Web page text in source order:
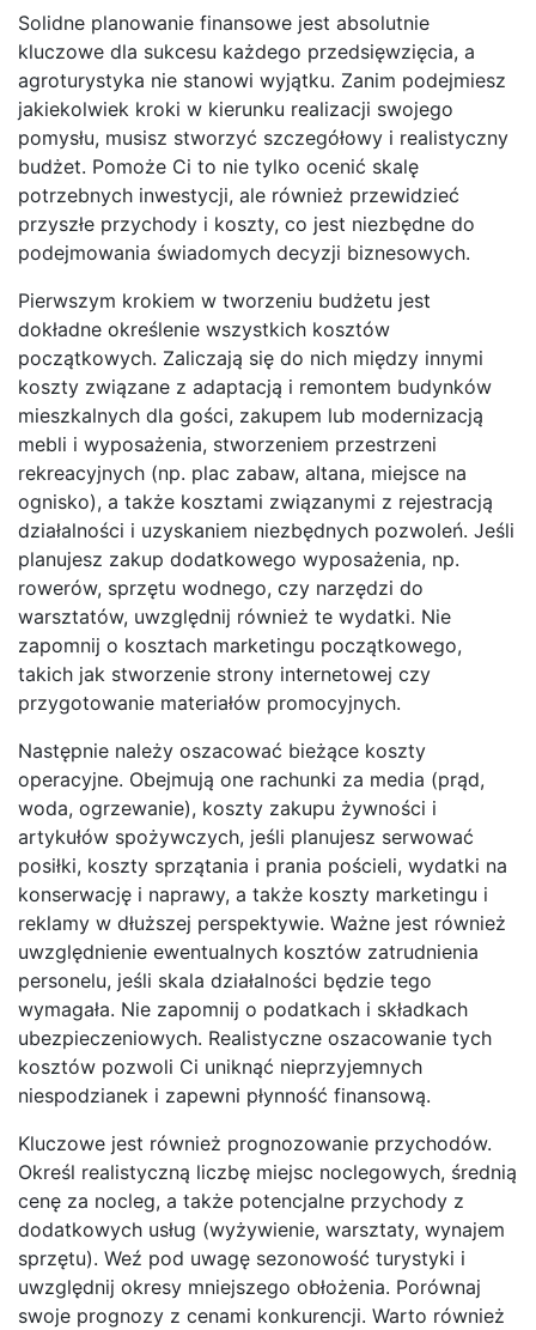
Solidne planowanie finansowe jest absolutnie
kluczowe dla sukcesu każdego przedsięwzięcia, a
agroturystyka nie stanowi wyjątku. Zanim podejmiesz
jakiekolwiek kroki w kierunku realizacji swojego
pomysłu, musisz stworzyć szczegółowy i realistyczny
budżet. Pomoże Ci to nie tylko ocenić skalę
potrzebnych inwestycji, ale również przewidzieć
przyszłe przychody i koszty, co jest niezbędne do
podejmowania świadomych decyzji biznesowych.
Pierwszym krokiem w tworzeniu budżetu jest
dokładne określenie wszystkich kosztów
początkowych. Zaliczają się do nich między innymi
koszty związane z adaptacją i remontem budynków
mieszkalnych dla gości, zakupem lub modernizacją
mebli i wyposażenia, stworzeniem przestrzeni
rekreacyjnych (np. plac zabaw, altana, miejsce na
ognisko), a także kosztami związanymi z rejestracją
działalności i uzyskaniem niezbędnych pozwoleń. Jeśli
planujesz zakup dodatkowego wyposażenia, np.
rowerów, sprzętu wodnego, czy narzędzi do
warsztatów, uwzględnij również te wydatki. Nie
zapomnij o kosztach marketingu początkowego,
takich jak stworzenie strony internetowej czy
przygotowanie materiałów promocyjnych.
Następnie należy oszacować bieżące koszty
operacyjne. Obejmują one rachunki za media (prąd,
woda, ogrzewanie), koszty zakupu żywności i
artykułów spożywczych, jeśli planujesz serwować
posiłki, koszty sprzątania i prania pościeli, wydatki na
konserwację i naprawy, a także koszty marketingu i
reklamy w dłuższej perspektywie. Ważne jest również
uwzględnienie ewentualnych kosztów zatrudnienia
personelu, jeśli skala działalności będzie tego
wymagała. Nie zapomnij o podatkach i składkach
ubezpieczeniowych. Realistyczne oszacowanie tych
kosztów pozwoli Ci uniknąć nieprzyjemnych
niespodzianek i zapewni płynność finansową.
Kluczowe jest również prognozowanie przychodów.
Określ realistyczną liczbę miejsc noclegowych, średnią
cenę za nocleg, a także potencjalne przychody z
dodatkowych usług (wyżywienie, warsztaty, wynajem
sprzętu). Weź pod uwagę sezonowość turystyki i
uwzględnij okresy mniejszego obłożenia. Porównaj
swoje prognozy z cenami konkurencji. Warto również